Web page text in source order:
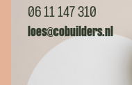
06 11 147 310
loes@cobuilders.nl